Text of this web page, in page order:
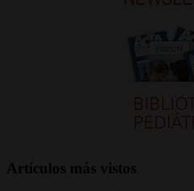
Artículos más vistos